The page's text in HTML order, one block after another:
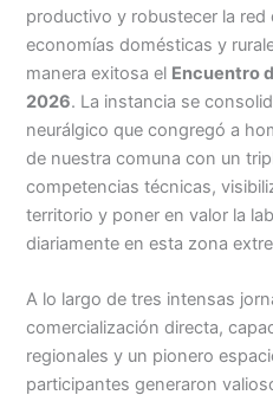
productivo y robustecer la red
economías domésticas y
manera exitosa el Encuentro
2026. La instancia se
neurálgico que congregó a
de nuestra comuna con un
competencias técnicas,
territorio y poner en valor la
diariamente en esta zona
A lo largo de tres intensas
comercialización directa,
regionales y un pionero
participantes generaron